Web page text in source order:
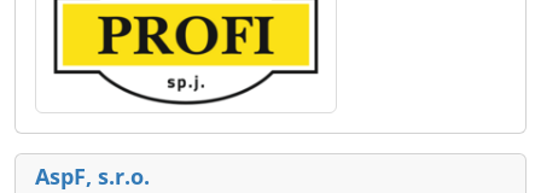
AspF, s.r.o.